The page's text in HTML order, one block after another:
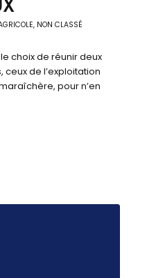
, NON CLASSÉ
le choix de réunir deux
de l’exploitation
pour n’en